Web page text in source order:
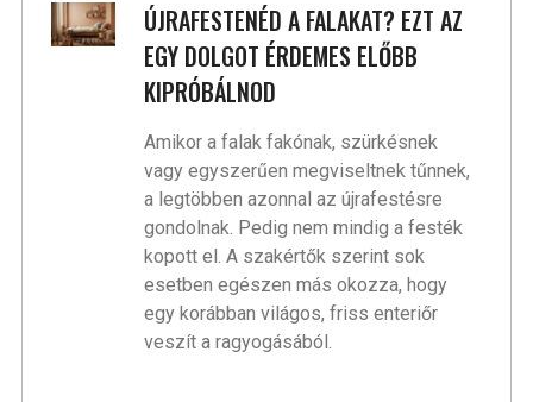
ÚJRAFESTENÉD A FALAKAT? EZT AZ
EGY DOLGOT ÉRDEMES ELŐBB
KIPRÓBÁLNOD
Amikor a falak fakónak, szürkésnek
vagy egyszerűen megviseltnek tűnnek,
a legtöbben azonnal az újrafestésre
gondolnak. Pedig nem mindig a festék
kopott el. A szakértők szerint sok
esetben egészen más okozza, hogy
egy korábban világos, friss enteriőr
veszít a ragyogásából.